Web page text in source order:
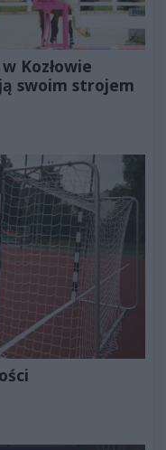
Kozłowie
swoim strojem